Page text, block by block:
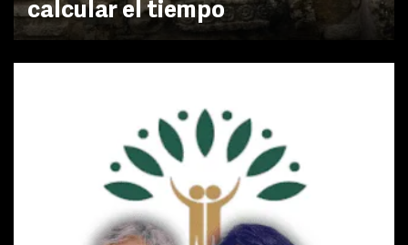
calcular el tiempo